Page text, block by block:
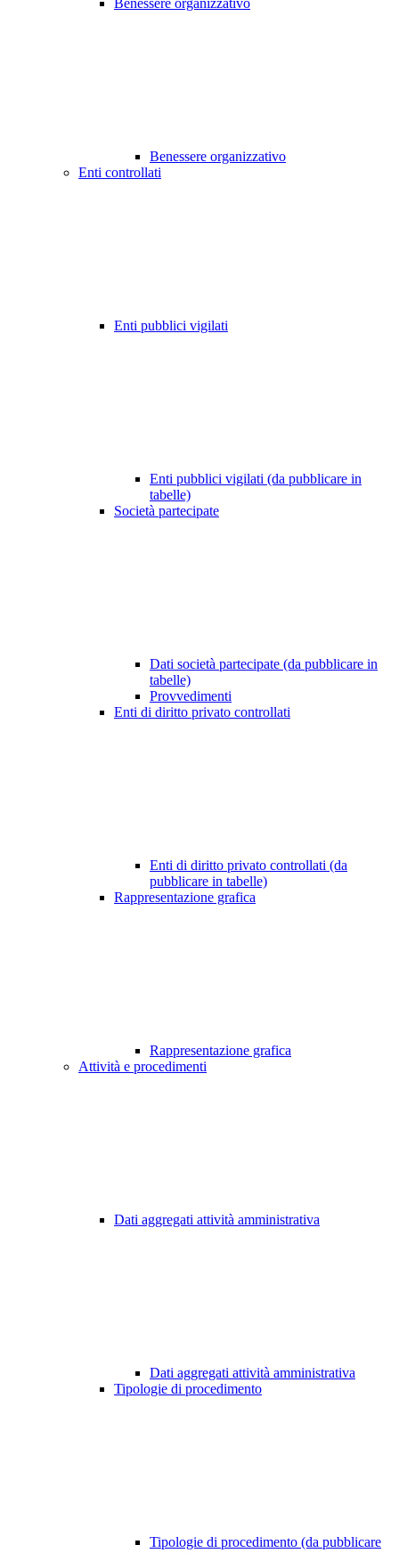
Benessere organizzativo
Benessere organizzativo
Enti controllati
Enti pubblici vigilati
Enti pubblici vigilati (da pubblicare in
tabelle)
Società partecipate
Dati società partecipate (da pubblicare in
tabelle)
Provvedimenti
Enti di diritto privato controllati
Enti di diritto privato controllati (da
pubblicare in tabelle)
Rappresentazione grafica
Rappresentazione grafica
Attività e procedimenti
Dati aggregati attività amministrativa
Dati aggregati attività amministrativa
Tipologie di procedimento
Tipologie di procedimento (da pubblicare